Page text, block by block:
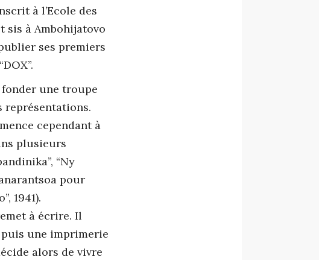
à l’Ecole des
sis à Ambohijatovo
ses premiers
une troupe
représentations.
cependant à
plusieurs
“Ny
pour
1941).
à écrire. Il
puis une imprimerie
alors de vivre